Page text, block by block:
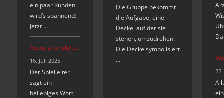
ein paar Runden
wird’s spannend:
Jetzt …
Assoziationskette
16. Juli 2025
Der Spielleiter
sagt ein
beliebiges Wort,
Die Gruppe bekommt
die Aufgabe, eine
Decke, auf der sie
stehen, umzudrehen.
Die Decke symbolisiert
…